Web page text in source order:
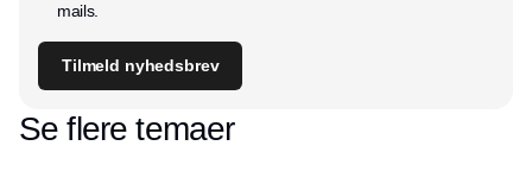
mails.
Tilmeld nyhedsbrev
Se flere temaer